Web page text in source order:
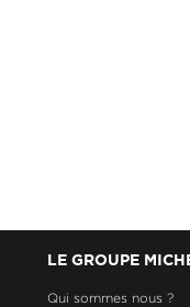
LE GROUPE
Qui sommes nous ?